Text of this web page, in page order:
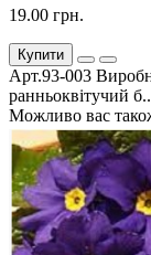
19.00 грн.
Купити
Арт.93-003
ранньоквітучий
Можливо вас